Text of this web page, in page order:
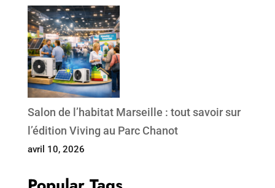
Salon de l’habitat Marseille : tout savoir sur
l’édition Viving au Parc Chanot
avril 10, 2026